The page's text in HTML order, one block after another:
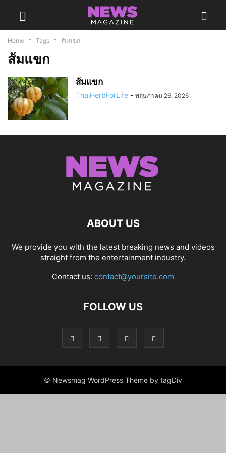
Home Tags ส้มแขก
ส้มแขก
ส้มแขก
ThaiHerbForLife - พฤษภาคม 26, 2026
ABOUT US
We provide you with the latest breaking news and videos
straight from the entertainment industry.
Contact us: contact@yoursite.com
FOLLOW US
© Newsmag WordPress Theme by tagDiv